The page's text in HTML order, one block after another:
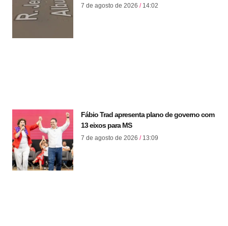
7 de agosto de 2026 14:02
Fábio Trad apresenta plano de governo com
13 eixos para MS
7 de agosto de 2026 13:09